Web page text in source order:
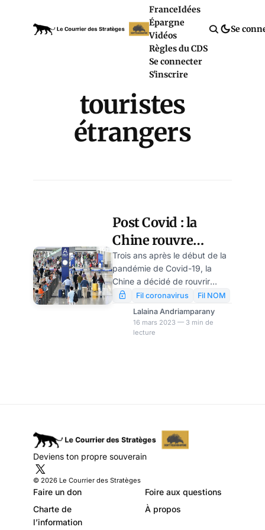
FranceIdées
Épargne
Vidéos
Règles du CDS
Se connecter
S'inscrire
Se
touristes
étrangers
Post Covid : la
Chine rouvre
complètement ses
frontières aux
touristes étrangers
Trois ans après le début de la
pandémie de Covid-19, la
Chine a décidé de rouvrir
complètement ses frontières
aux touristes étrangers. A
compter de ce mercredi, la
délivrance de tout type de
Fil coronavirus
Fil NOM
Lalaina Andriamparany
16 mars 2023 — 3 min de
lecture
Deviens ton propre souverain
© 2026 Le Courrier des Stratèges
Faire un don
Foire aux questions
Charte de
l’information
À propos